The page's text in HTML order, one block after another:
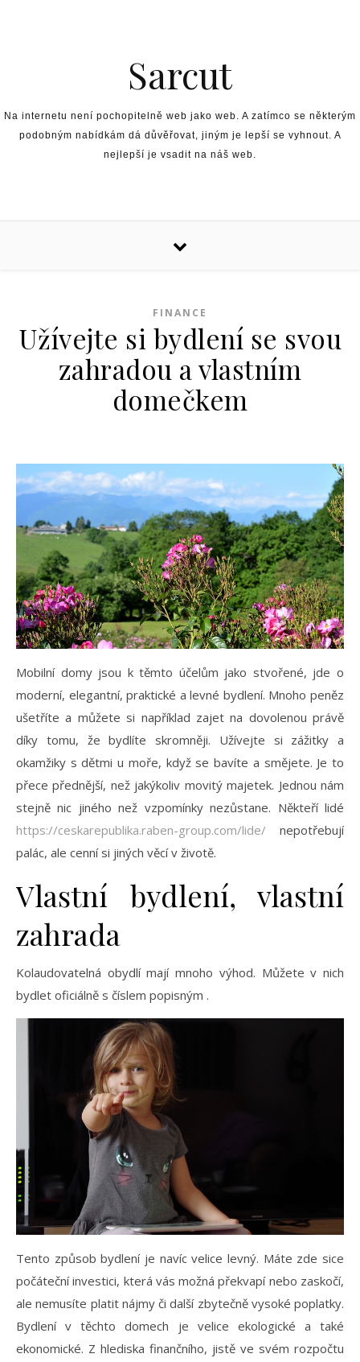
Sarcut
Na internetu není pochopitelně web jako web. A zatímco se některým
podobným nabídkám dá důvěřovat, jiným je lepší se vyhnout. A
nejlepší je vsadit na náš web.
FINANCE
Užívejte si bydlení se svou
zahradou a vlastním
domečkem
Mobilní domy jsou k těmto účelům jako stvořené, jde o
moderní, elegantní, praktické a levné bydlení. Mnoho peněz
ušetříte a můžete si například zajet na dovolenou právě
díky tomu, že bydlíte skromněji. Užívejte si zážitky a
okamžiky s dětmi u moře, když se bavíte a smějete. Je to
přece přednější, než jakýkoliv movitý majetek. Jednou nám
stejně nic jiného než vzpomínky nezůstane. Někteří lidé
https://ceskarepublika.raben-group.com/lide/ nepotřebují
palác, ale cenní si jiných věcí v životě.
Vlastní bydlení, vlastní
zahrada
Kolaudovatelná obydlí mají mnoho výhod. Můžete v nich
bydlet oficiálně s číslem popisným .
Tento způsob bydlení je navíc velice levný. Máte zde sice
počáteční investici, která vás možná překvapí nebo zaskočí,
ale nemusíte platit nájmy či další zbytečně vysoké poplatky.
Bydlení v těchto domech je velice ekologické a také
ekonomické. Z hlediska finančního, jistě ve svém rozpočtu